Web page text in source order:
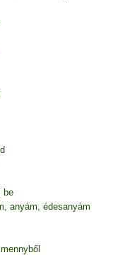
be
anyám, édesanyám